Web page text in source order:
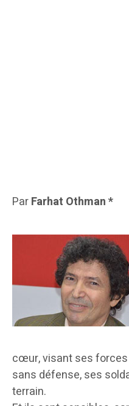
ParFarhat Othman *
cœur, visant ses
sans défense, ses
terrain.